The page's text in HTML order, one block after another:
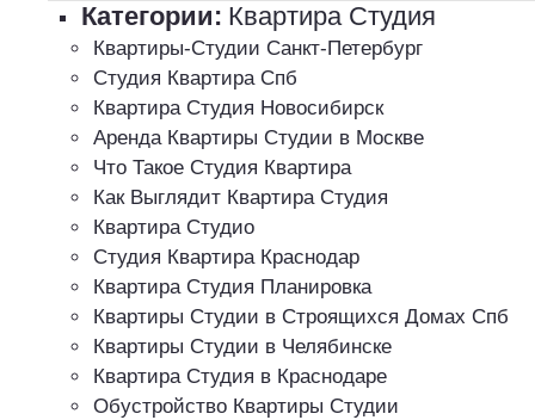
Категории: Квартира Студия
Квартиры-Студии Санкт-Петербург
Студия Квартира Спб
Квартира Студия Новосибирск
Аренда Квартиры Студии в Москве
Что Такое Студия Квартира
Как Выглядит Квартира Студия
Квартира Студио
Студия Квартира Краснодар
Квартира Студия Планировка
Квартиры Студии в Строящихся Домах Спб
Квартиры Студии в Челябинске
Квартира Студия в Краснодаре
Обустройство Квартиры Студии